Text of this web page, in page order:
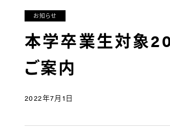
お知らせ
本学卒業生対象
ご案内
2022年7月1日